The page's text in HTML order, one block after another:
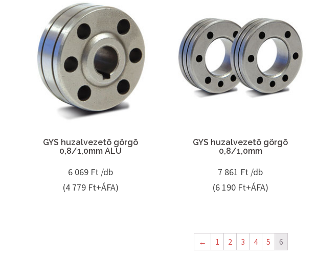
GYS huzalvezetõ görgõ
0,8/1,0mm ALU
6 069 Ft /db
(4 779 Ft+ÁFA)
GYS huzalvezetõ görgõ
0,8/1,0mm
7 861 Ft /db
(6 190 Ft+ÁFA)
← 1 2 3 4 5 6